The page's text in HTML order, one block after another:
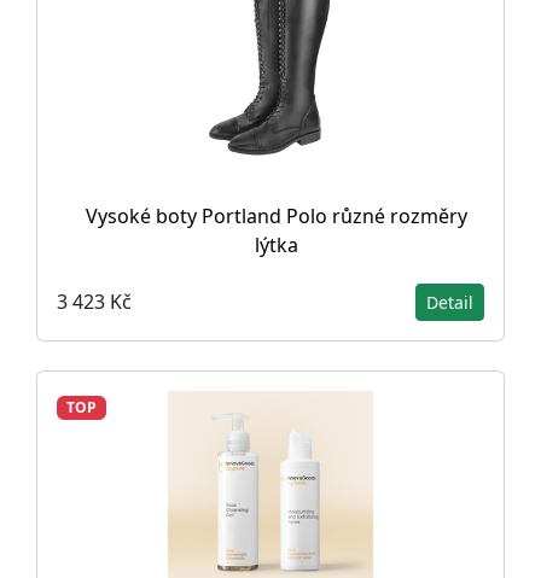
Vysoké boty Portland Polo různé rozměry
lýtka
3 423 Kč Detail
TOP